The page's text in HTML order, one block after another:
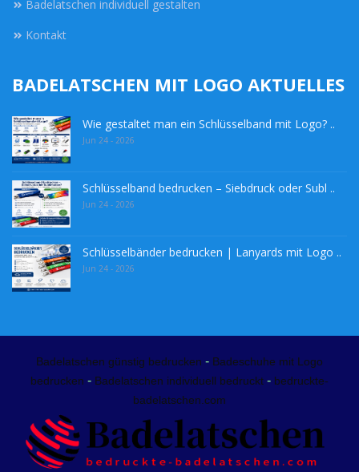
Badelatschen individuell gestalten
Kontakt
BADELATSCHEN MIT LOGO AKTUELLES
Wie gestaltet man ein Schlüsselband mit Logo? ..
Jun 24 - 2026
Schlüsselband bedrucken – Siebdruck oder Subl ..
Jun 24 - 2026
Schlüsselbänder bedrucken | Lanyards mit Logo ..
Jun 24 - 2026
Badelatschen günstig bedrucken - Badeschuhe mit Logo
bedrucken - Badelatschen individuell bedruckt - bedruckte-
badelatschen.com